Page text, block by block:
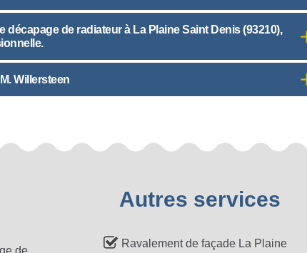
décapage de radiateur à La Plaine Saint Denis (93210),
Willersteen
Autres services
de
Ravalement de façade La Plaine